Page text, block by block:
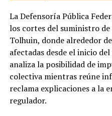
La Defensoría Pública
los cortes del suministro
Tolhuin, donde alrededor
afectadas desde el inicio
analiza la posibilidad de
colectiva mientras reúne
reclama explicaciones a la
regulador.